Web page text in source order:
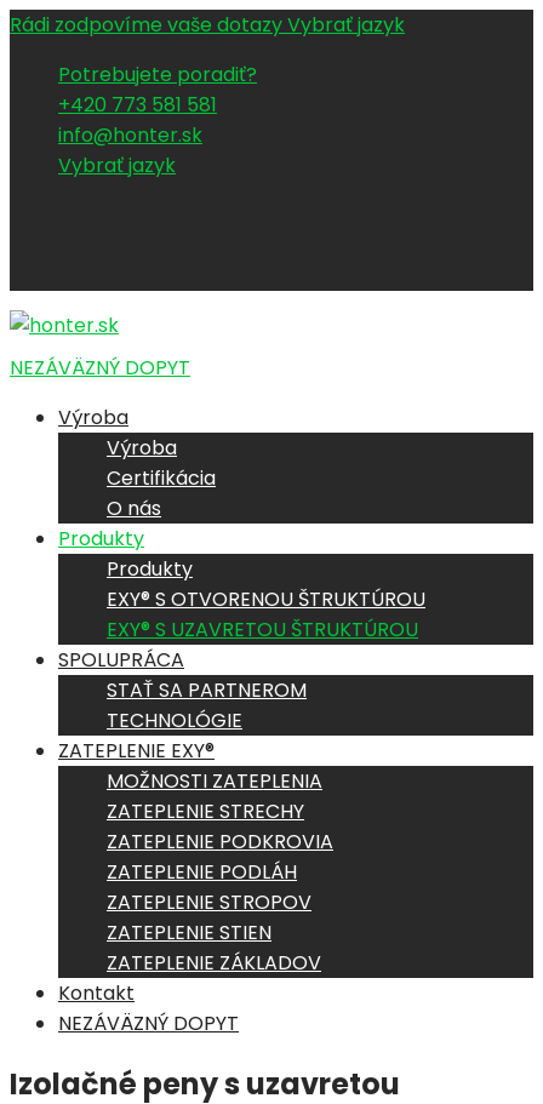
Rádi zodpovíme vaše dotazyVybrať jazyk
Potrebujete poradiť?
+420 773 581 581
info@honter.sk
Vybrať jazyk
NEZÁVÄZNÝ DOPYT
Výroba
Výroba
Certifikácia
O nás
Produkty
Produkty
EXY® S OTVORENOU ŠTRUKTÚROU
EXY® S UZAVRETOU ŠTRUKTÚROU
SPOLUPRÁCA
STAŤ SA PARTNEROM
TECHNOLÓGIE
ZATEPLENIE EXY®
MOŽNOSTI ZATEPLENIA
ZATEPLENIE STRECHY
ZATEPLENIE PODKROVIA
ZATEPLENIE PODLÁH
ZATEPLENIE STROPOV
ZATEPLENIE STIEN
ZATEPLENIE ZÁKLADOV
Kontakt
NEZÁVÄZNÝ DOPYT
Izolačné peny s uzavretou